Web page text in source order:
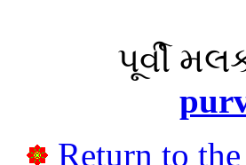
પૂર્વી
Return to